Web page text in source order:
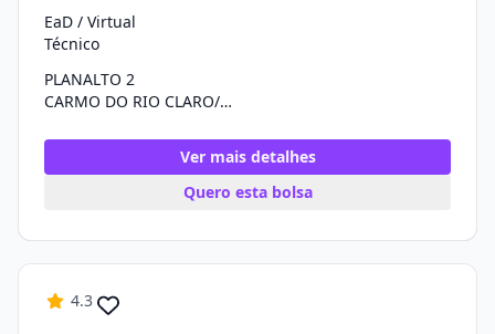
EaD / Virtual
Técnico
PLANALTO 2
CARMO DO RIO CLARO/MG
Ver mais detalhes
Quero esta bolsa
4.3